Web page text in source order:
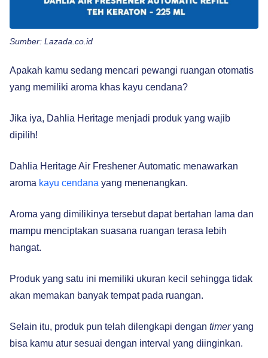
Sumber: Lazada.co.id
Apakah kamu sedang mencari pewangi ruangan otomatis
yang memiliki aroma khas kayu cendana?
Jika iya, Dahlia Heritage menjadi produk yang wajib
dipilih!
Dahlia Heritage Air Freshener Automatic menawarkan
aroma kayu cendana yang menenangkan.
Aroma yang dimilikinya tersebut dapat bertahan lama dan
mampu menciptakan suasana ruangan terasa lebih
hangat.
Produk yang satu ini memiliki ukuran kecil sehingga tidak
akan memakan banyak tempat pada ruangan.
Selain itu, produk pun telah dilengkapi dengan timeryang
bisa kamu atur sesuai dengan interval yang diinginkan.